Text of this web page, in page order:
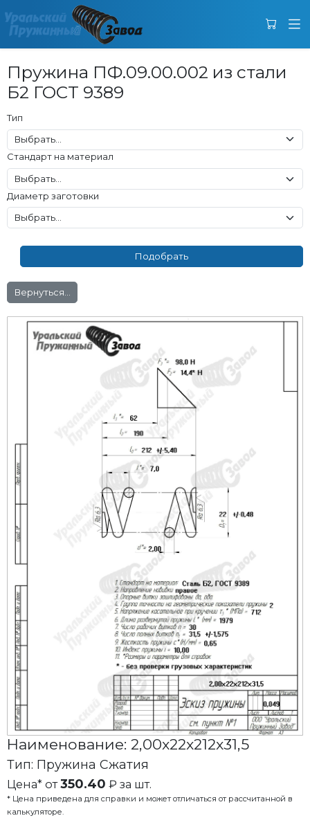
Пружина ПФ.09.00.002 из стали
Б2 ГОСТ 9389
Тип
Стандарт на материал
Диаметр заготовки
Вернуться...
Наименование: 2,00x22x212x31,5
Тип: Пружина Сжатия
Цена* от350.40 ₽ за шт.
* Цена приведена для справки и может отличаться от рассчитанной в
калькуляторе.